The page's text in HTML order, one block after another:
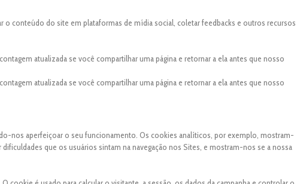
conteúdo do site em plataformas de mídia social, coletar feedbacks e outros recursos
atualizada se você compartilhar uma página e retornar a ela antes que nosso
atualizada se você compartilhar uma página e retornar a ela antes que nosso
nos aperfeiçoar o seu funcionamento. Os cookies analíticos, por exemplo, mostram-
que os usuários sintam na navegação nos Sites, e mostram-nos se a nossa